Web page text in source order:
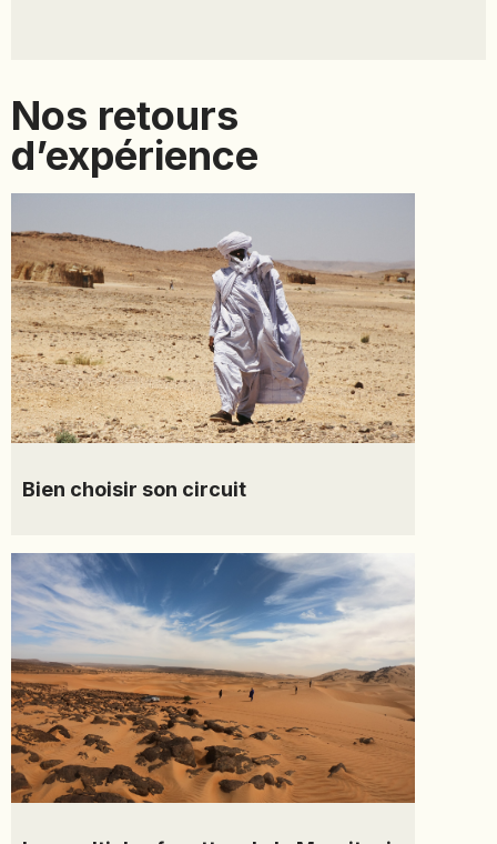
Nos retours
d’expérience
Bien choisir son circuit